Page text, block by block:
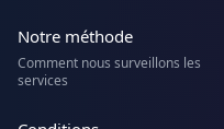
Notre méthode
Comment nous surveillons les
services